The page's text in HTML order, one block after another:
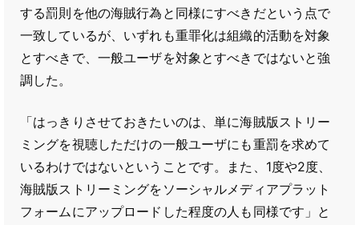
する罰則を他の海賊行為と同様にすべきだという点で
一致しているが、いずれも重罪化は組織的活動を対象
とすべきで、一般ユーザを対象とすべきではないと強
調した。
「はっきりさせておきたいのは、単に海賊版ストリー
ミングを視聴しただけの一般ユーザにも重罰を求めて
いるわけではないということです。また、1度や2度、
海賊版ストリーミングをソーシャルメディアプラット
フォームにアップロードした程度の人も同様です」と